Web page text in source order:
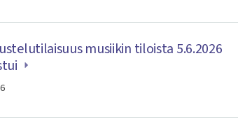
musiikin tiloista 5.6.2026